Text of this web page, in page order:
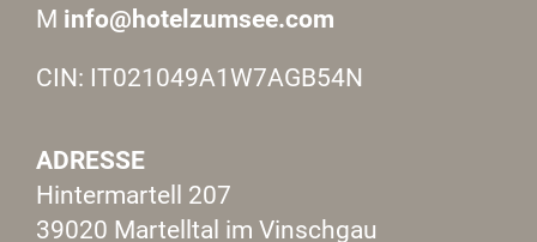
M info@hotelzumsee.com
CIN: IT021049A1W7AGB54N
ADRESSE
Hintermartell 207
39020 Martelltal im Vinschgau